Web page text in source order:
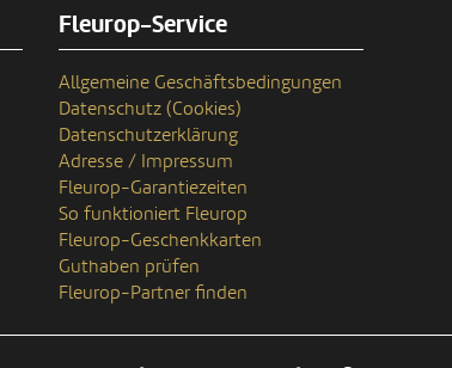
Fleurop-Service
Allgemeine Geschäftsbedingungen
Datenschutz (Cookies)
Datenschutzerklärung
Adresse / Impressum
Fleurop-Garantiezeiten
So funktioniert Fleurop
Fleurop-Geschenkkarten
Guthaben prüfen
Fleurop-Partner finden